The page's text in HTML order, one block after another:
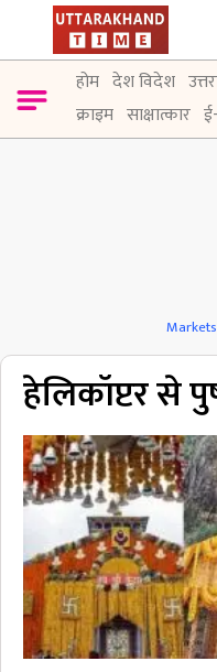
होम देश विदेश
क्राइम साक्षात्कार
Markets
हेलिकॉप्टर से